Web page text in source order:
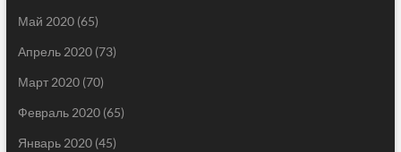
Май 2020(65)
Апрель 2020(73)
Март 2020(70)
Февраль 2020(65)
Январь 2020(45)